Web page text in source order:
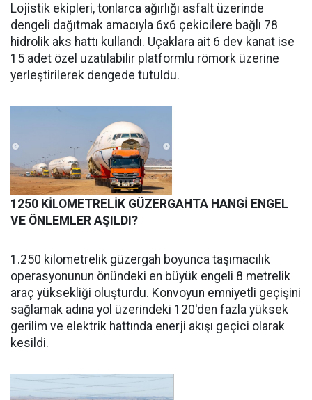
Lojistik ekipleri, tonlarca ağırlığı asfalt üzerinde
dengeli dağıtmak amacıyla 6x6 çekicilere bağlı 78
hidrolik aks hattı kullandı. Uçaklara ait 6 dev kanat ise
15 adet özel uzatılabilir platformlu römork üzerine
yerleştirilerek dengede tutuldu.
1250 KİLOMETRELİK GÜZERGAHTA HANGİ ENGEL
VE ÖNLEMLER AŞILDI?
1.250 kilometrelik güzergah boyunca taşımacılık
operasyonunun önündeki en büyük engeli 8 metrelik
araç yüksekliği oluşturdu. Konvoyun emniyetli geçişini
sağlamak adına yol üzerindeki 120'den fazla yüksek
gerilim ve elektrik hattında enerji akışı geçici olarak
kesildi.